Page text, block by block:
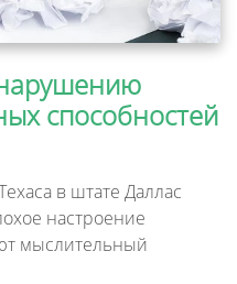
способностей
в штате Даллас
настроение
мыслительный